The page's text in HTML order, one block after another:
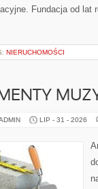
Fundacja od lat
NIERUCHOMOŚCI
LIP - 31 - 2026